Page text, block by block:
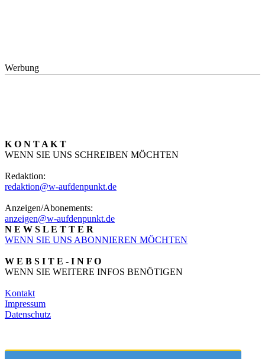
Werbung
K O N T A K T
WENN SIE UNS SCHREIBEN MÖCHTEN
Redaktion:
redaktion@w-aufdenpunkt.de
Anzeigen/Abonements:
anzeigen@w-aufdenpunkt.de
N E W S L E T T E R
WENN SIE UNS ABONNIEREN MÖCHTEN
W E B S I T E - I N F O
WENN SIE WEITERE INFOS BENÖTIGEN
Kontakt
Impressum
Datenschutz